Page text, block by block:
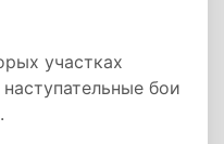
участках
бои